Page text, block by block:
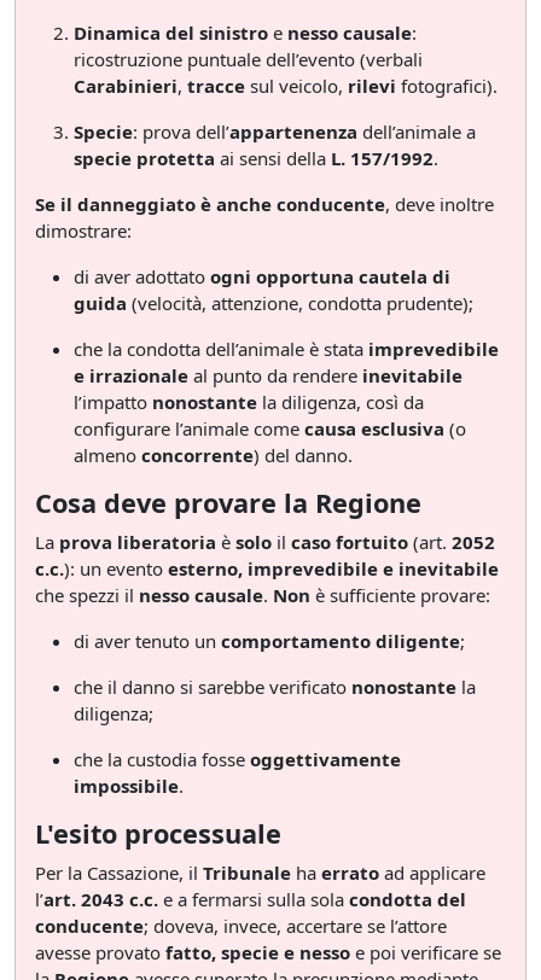
Dinamica del sinistro e nesso causale:
ricostruzione puntuale dell’evento (verbali
Carabinieri, tracce sul veicolo, rilevi fotografici).
Specie: prova dell’appartenenza dell’animale a
specie protetta ai sensi della L. 157/1992.
Se il danneggiato è anche conducente, deve inoltre
dimostrare:
di aver adottato ogni opportuna cautela di
guida (velocità, attenzione, condotta prudente);
che la condotta dell’animale è stata imprevedibile
e irrazionale al punto da rendere inevitabile
l’impatto nonostante la diligenza, così da
configurare l’animale come causa esclusiva (o
almeno concorrente) del danno.
Cosa deve provare la Regione
La prova liberatoria è solo il caso fortuito (art. 2052
c.c.): un evento esterno, imprevedibile e inevitabile
che spezzi il nesso causale. Non è sufficiente provare:
di aver tenuto un comportamento diligente;
che il danno si sarebbe verificato nonostante la
diligenza;
che la custodia fosse oggettivamente
impossibile.
L'esito processuale
Per la Cassazione, il Tribunale ha errato ad applicare
l’art. 2043 c.c. e a fermarsi sulla sola condotta del
conducente; doveva, invece, accertare se l’attore
avesse provato fatto, specie e nesso e poi verificare se